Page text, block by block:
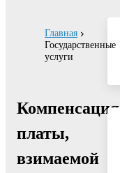
Главная
Государственные
услуги
Компенсация
платы,
взимаемой